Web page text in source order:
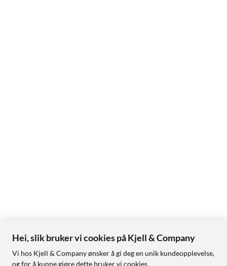
Hei, slik bruker vi cookies på Kjell & Company
Vi hos Kjell & Company ønsker å gi deg en unik kundeopplevelse,
og for å kunne gjøre dette bruker vi cookies